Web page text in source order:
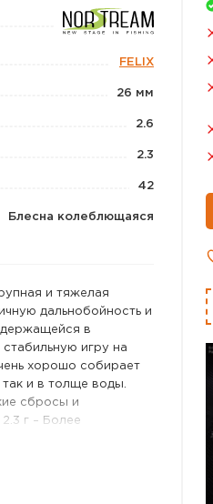
FELIX
26 мм
2.6
2.3
42
Блесна колеблющаяся
и тяжелая
дальнобойность и
в
игру на
хорошо собирает
так и в толще воды.
сбросы и
г – Более
г и 2,0 г. Более